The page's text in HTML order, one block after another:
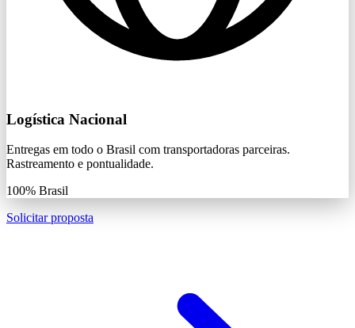
Logística Nacional
Entregas em todo o Brasil com transportadoras parceiras.
Rastreamento e pontualidade.
100% Brasil
Solicitar proposta